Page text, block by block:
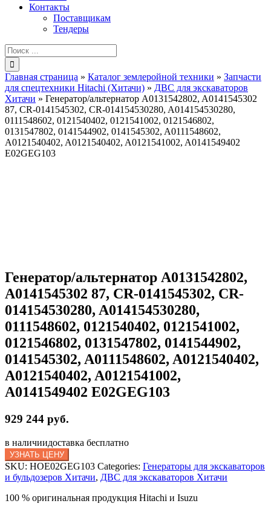
Контакты
Поставщикам
Тендеры
Результат
поиска:
Главная страница » Каталог землеройной техники » Запчасти
для спецтехники Hitachi (Хитачи) » ДВС для экскаваторов
Хитачи » Генератор/альтернатор A0131542802, A0141545302
87, CR-0141545302, CR-014154530280, A014154530280,
0111548602, 0121540402, 0121541002, 0121546802,
0131547802, 0141544902, 0141545302, A0111548602,
A0121540402, A0121540402, A0121541002, A0141549402
E02GEG103
Генератор/альтернатор A0131542802,
A0141545302 87, CR-0141545302, CR-
014154530280, A014154530280,
0111548602, 0121540402, 0121541002,
0121546802, 0131547802, 0141544902,
0141545302, A0111548602, A0121540402,
A0121540402, A0121541002,
A0141549402 E02GEG103
929 244 руб.
в наличиидоставка бесплатно
УЗНАТЬ ЦЕНУ
SKU: HOE02GEG103 Categories: Генераторы для экскаваторов
и бульдозеров Хитачи, ДВС для экскаваторов Хитачи
100 % оригинальная продукция Hitachi и Isuzu